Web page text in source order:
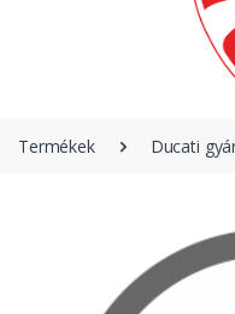
Termékek Ducati